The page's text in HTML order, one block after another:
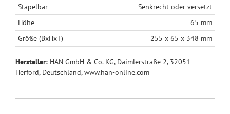
Stapelbar
Senkrecht oder versetzt
Höhe
65 mm
Größe (BxHxT)
255 x 65 x 348 mm
Hersteller: HAN GmbH & Co. KG, Daimlerstraße 2, 32051
Herford, Deutschland, www.han-online.com